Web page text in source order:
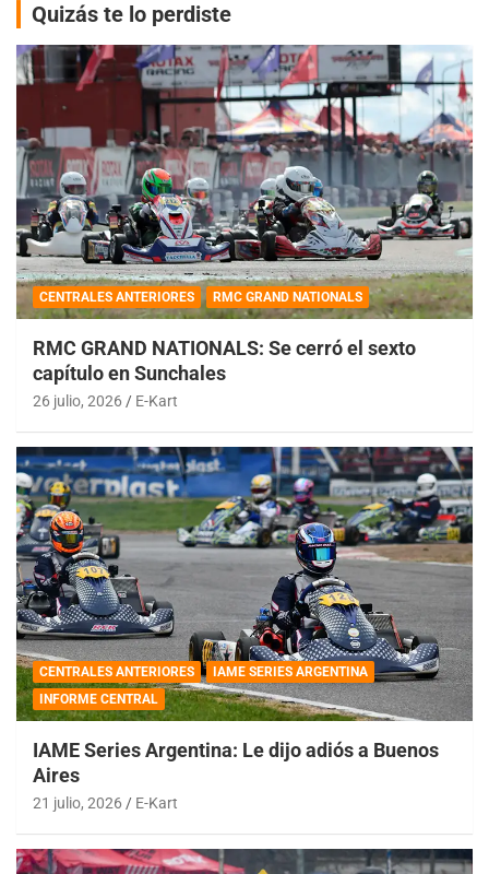
Quizás te lo perdiste
CENTRALES ANTERIORES RMC GRAND NATIONALS
RMC GRAND NATIONALS: Se cerró el sexto
capítulo en Sunchales
26 julio, 2026 E-Kart
CENTRALES ANTERIORES
IAME SERIES ARGENTINA
INFORME CENTRAL
IAME Series Argentina: Le dijo adiós a Buenos
Aires
21 julio, 2026 E-Kart